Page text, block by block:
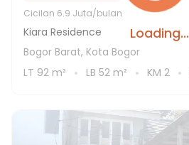
Loading...
Cicilan 6.9 Juta/bulan
Kiara Residence
Bogor Barat, Kota Bogor
LT 92 m² LB 52 m² KM 2